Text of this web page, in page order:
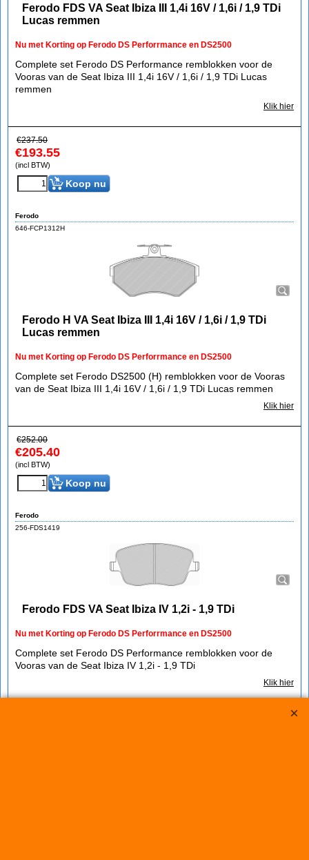
Ferodo FDS VA Seat Ibiza III 1,4i 16V / 1,6i / 1,9 TDi
Lucas remmen
Nu met Korting op Ferodo DS Perforrmance en DS2500
Complete set Ferodo DS Performance remblokken voor de
Vooras van de Seat Ibiza III 1,4i 16V / 1,6i / 1,9 TDi Lucas
remmen
Klik hier
€237.50
€193.55
(incl BTW)
Koop nu
Ferodo
646-FCP1312H
Ferodo H VA Seat Ibiza III 1,4i 16V / 1,6i / 1,9 TDi
Lucas remmen
Nu met Korting op Ferodo DS Perforrmance en DS2500
Complete set Ferodo DS2500 (H) remblokken voor de Vooras
van de Seat Ibiza III 1,4i 16V / 1,6i / 1,9 TDi Lucas remmen
Klik hier
€252.00
€205.40
(incl BTW)
Koop nu
Ferodo
256-FDS1419
Ferodo FDS VA Seat Ibiza IV 1,2i - 1,9 TDi
Nu met Korting op Ferodo DS Perforrmance en DS2500
Complete set Ferodo DS Performance remblokken voor de
Vooras van de Seat Ibiza IV 1,2i - 1,9 TDi
Klik hier